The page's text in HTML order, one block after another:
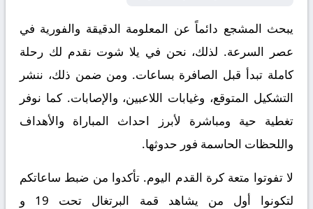
يبحث المشجع دائماً عن المعلومة الدقيقة والفورية في
عصر السرعة. لذلك، نحن في يلا شوت نقدم لك رحلة
كاملة تبدأ قبل الصافرة بساعات. ومن ضمن ذلك، ننشر
التشكيل المتوقع، وغيابات اللاعبين، والإصابات. كما نوفر
تغطية حية ومباشرة لأبرز احداث المباراة والأهداف
واللحظات الحاسمة فور حدوثها.
لا تفوتوا متعة كرة القدم اليوم. تأكدوا من ضبط ساعاتكم
لتكونوا أول من يشاهد قمة البرتغال تحت 19 و